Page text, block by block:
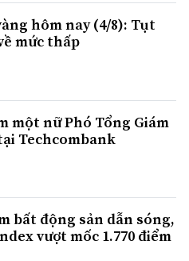
hôm nay (4/8): Tụt
mức thấp
một nữ Phó Tổng Giám
Techcombank
bất động sản dẫn sóng,
vượt mốc 1.770 điểm